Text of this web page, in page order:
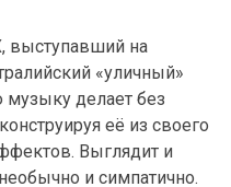
выступавший на
«уличный»
делает без
её из своего
Выглядит и
и симпатично.